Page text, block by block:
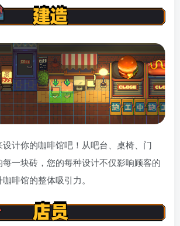
计你的咖啡馆吧！从吧台、桌椅、门
一块砖，您的每种设计不仅影响顾客的
啡馆的整体吸引力。